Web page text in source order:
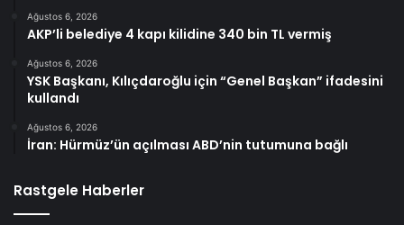
Ağustos 6, 2026
AKP’li belediye 4 kapı kilidine 340 bin TL vermiş
Ağustos 6, 2026
YSK Başkanı, Kılıçdaroğlu için “Genel Başkan” ifadesini
kullandı
Ağustos 6, 2026
İran: Hürmüz’ün açılması ABD’nin tutumuna bağlı
Rastgele Haberler